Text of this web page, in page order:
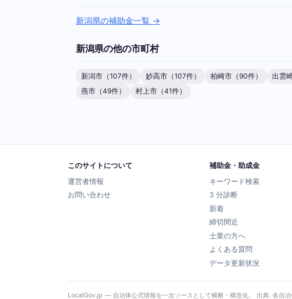
新潟県の補助金一覧 →
新潟県の他の市町村
新潟市（107件） 妙高市（107件） 柏崎市（90件） 出雲
燕市（49件）
村上市（41件）
このサイトについて
運営者情報
お問い合わせ
補助金・助成金
キーワード検索
3 分診断
新着
締切間近
士業の方へ
よくある質問
データ更新状況
LocalGov.jp — 自治体公式情報を一次ソースとして横断・構造化。 出典: 各自